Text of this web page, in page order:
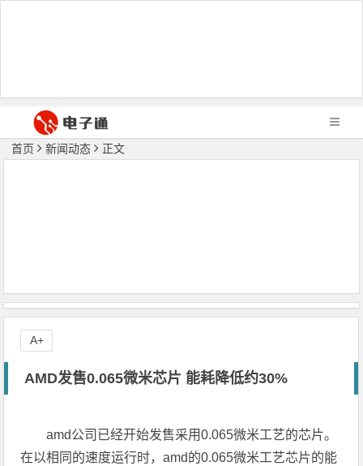
首页 新闻动态 正文
AMD发售0.065微米芯片 能耗降低约30%
amd公司已经开始发售采用0.065微米工艺的芯片。
在以相同的速度运行时，amd的0.065微米工艺芯片的能
A+